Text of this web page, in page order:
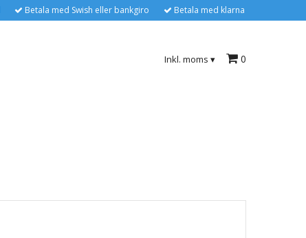
Betala med Swish eller bankgiro Betala med klarna
Inkl. moms ▾ 0